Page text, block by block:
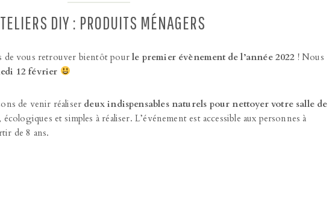
DIY : PRODUITS MÉNAGERS
de vous retrouver bientôt pourle premier évènement de l’année 2022 ! Nous
12 février
de venir réaliser deux indispensables naturels pour nettoyer votre salle de
et simples à réaliser. L’événement est accessible aux personnes à
de 8 ans.